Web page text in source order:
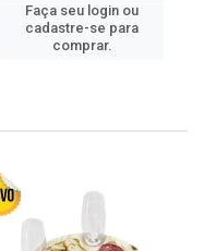
Faça seu login ou
cadastre-se para
comprar.